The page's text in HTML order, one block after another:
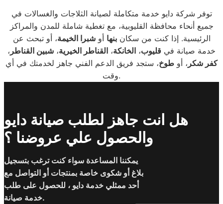
توفر شركة دايو خدمة متكاملة لصيانة الثلاجات والغسالات في
جميع أنحاء محافظة القليوبية، مع تغطية شاملة للمدن والمراكز
الرئيسية. إذا كنت من سكانبنها أوشبرا الخيمة، أو تبحث عن
خدمة صيانة في قليوب، الخانكة، القناطر الخيرية، شبين القناطر ،
كفر شكر ، أو طوخ، ستجد فريق الدعم الفني جاهز لخدمتك في أي
وقت.
هل انت جاهز لطلب صيانة دايو
والحصول علي عروضنا ؟
يمكننا المساعدة سواء كنت ترغب بتسجيل
بلاغ أو شكوى خاصة بمنتجات أو التواصل مع
أحد ممثلي خدمة دايو ، للحصول على طلب
خدمة صيانة.